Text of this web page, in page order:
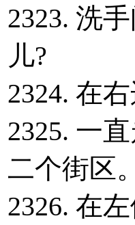
2323. 洗
儿?
2324. 在右
2325. 一
二个街区。
2326. 在